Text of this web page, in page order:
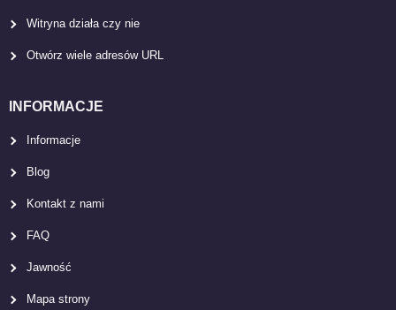
Witryna działa czy nie
Otwórz wiele adresów URL
INFORMACJE
Informacje
Blog
Kontakt z nami
FAQ
Jawność
Mapa strony